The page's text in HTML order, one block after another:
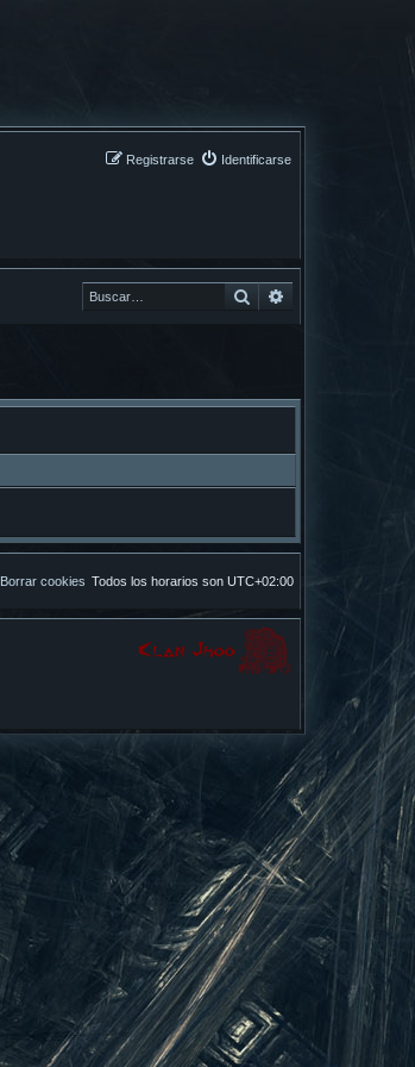
Identificarse
Registrarse
Buscar
Todos los horarios son UTC+02:00
Borrar cookies